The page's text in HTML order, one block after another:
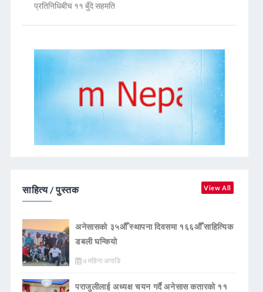
प्रतिनिधिबीच ११ बुँदे सहमति
साहित्य / पुस्तक View All
अनेसासको ३५औँ स्थापना दिवसमा १६६औँ साहित्यिक
डबली घन्कियाे
७ महिना अगाडि
पराजुलीलाई अध्यक्ष चयन गर्दै अनेसास कतारको ११